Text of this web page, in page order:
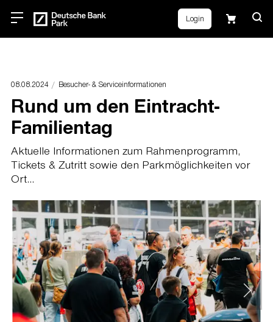
Login
08.08.2024 Besucher- & Serviceinformationen
Rund um den Eintracht-
Familientag
Aktuelle Informationen zum Rahmenprogramm,
Tickets & Zutritt sowie den Parkmöglichkeiten vor
Ort...